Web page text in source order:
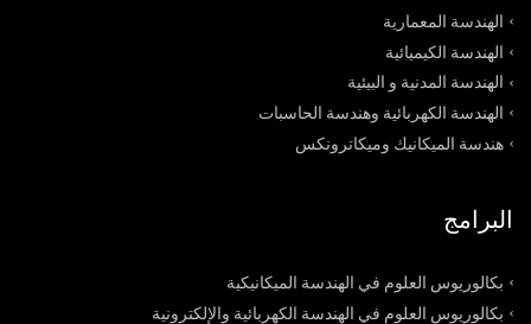
الهندسة المعمارية
الهندسة الكيميائية
الهندسة المدنية و البيئية
الهندسة الكهربائية وهندسة الحاسبات
هندسة الميكانيك وميكاترونكس
البرامج
بكالوريوس العلوم في الهندسة الميكانيكية
بكالوريوس العلوم في الهندسة الكهربائية والإلكترونية